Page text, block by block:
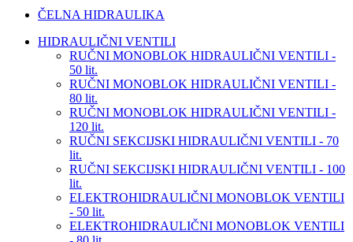
ČELNA HIDRAULIKA
HIDRAULIČNI VENTILI
RUČNI MONOBLOK HIDRAULIČNI VENTILI -
50 lit.
RUČNI MONOBLOK HIDRAULIČNI VENTILI -
80 lit.
RUČNI MONOBLOK HIDRAULIČNI VENTILI -
120 lit.
RUČNI SEKCIJSKI HIDRAULIČNI VENTILI - 70
lit.
RUČNI SEKCIJSKI HIDRAULIČNI VENTILI - 100
lit.
ELEKTROHIDRAULIČNI MONOBLOK VENTILI
- 50 lit.
ELEKTROHIDRAULIČNI MONOBLOK VENTILI